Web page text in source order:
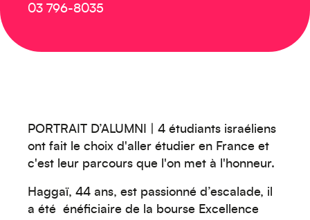
03 796-8035
PORTRAIT D’ALUMNI | 4 étudiants israéliens
ont fait le choix d'aller étudier en France et
c'est leur parcours que l'on met à l'honneur.
Haggaï, 44 ans, est passionné d’escalade, il
a été énéficiaire de la bourse Excellence